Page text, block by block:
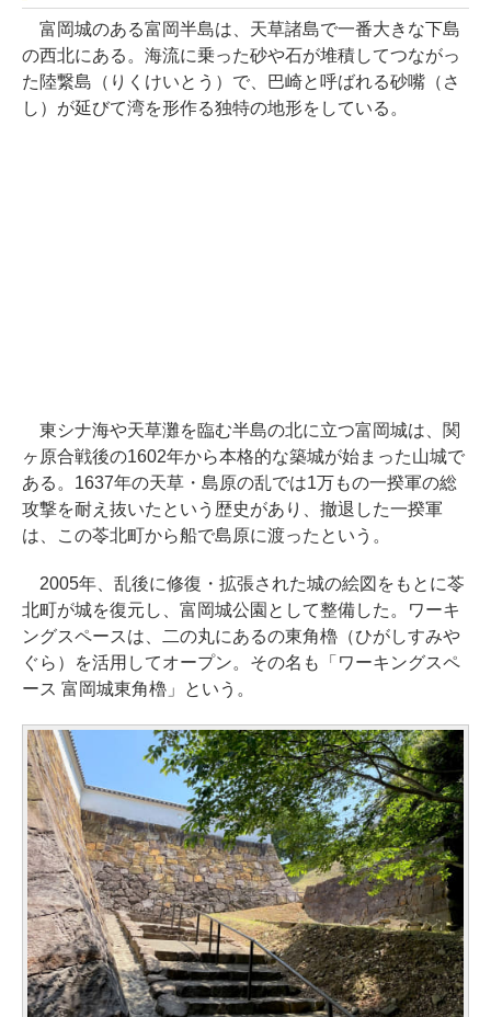
富岡城のある富岡半島は、天草諸島で一番大きな下島
の西北にある。海流に乗った砂や石が堆積してつながっ
た陸繋島（りくけいとう）で、巴崎と呼ばれる砂嘴（さ
し）が延びて湾を形作る独特の地形をしている。
東シナ海や天草灘を臨む半島の北に立つ富岡城は、関
ヶ原合戦後の1602年から本格的な築城が始まった山城で
ある。1637年の天草・島原の乱では1万もの一揆軍の総
攻撃を耐え抜いたという歴史があり、撤退した一揆軍
は、この苓北町から船で島原に渡ったという。
2005年、乱後に修復・拡張された城の絵図をもとに苓
北町が城を復元し、富岡城公園として整備した。ワーキ
ングスペースは、二の丸にあるの東角櫓（ひがしすみや
ぐら）を活用してオープン。その名も「ワーキングスペ
ース 富岡城東角櫓」という。